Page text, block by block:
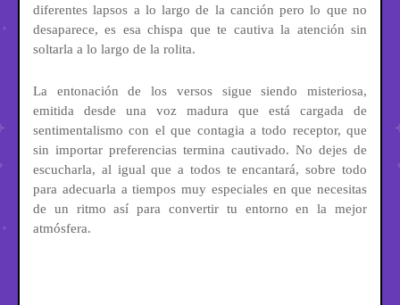
diferentes lapsos a lo largo de la canción pero lo que no
desaparece, es esa chispa que te cautiva la atención sin
soltarla a lo largo de la rolita.
La entonación de los versos sigue siendo misteriosa,
emitida desde una voz madura que está cargada de
sentimentalismo con el que contagia a todo receptor, que
sin importar preferencias termina cautivado. No dejes de
escucharla, al igual que a todos te encantará, sobre todo
para adecuarla a tiempos muy especiales en que necesitas
de un ritmo así para convertir tu entorno en la mejor
atmósfera.